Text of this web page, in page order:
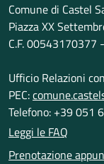
Comune di Castel
Piazza XX
C.F. 00543170377
Ufficio Relazioni
PEC:
Telefono: +39 051
Leggi le FAQ
Prenotazione